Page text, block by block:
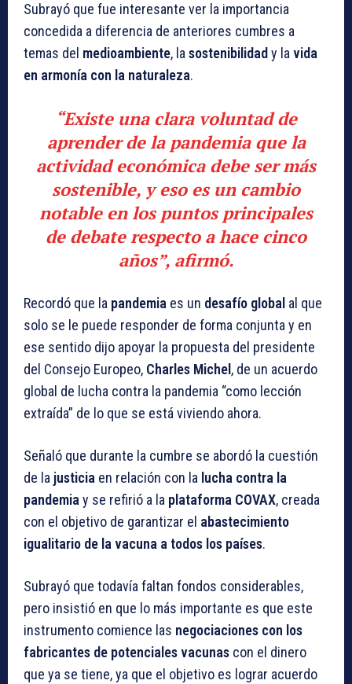
Subrayó que fue interesante ver la importancia
concedida a diferencia de anteriores cumbres a
temas del medioambiente, la sostenibilidad y la vida
en armonía con la naturaleza.
“Existe una clara voluntad de
aprender de la pandemia que la
actividad económica debe ser más
sostenible, y eso es un cambio
notable en los puntos principales
de debate respecto a hace cinco
años”, afirmó.
Recordó que la pandemia es un desafío global al que
solo se le puede responder de forma conjunta y en
ese sentido dijo apoyar la propuesta del presidente
del Consejo Europeo, Charles Michel , de un acuerdo
global de lucha contra la pandemia “como lección
extraída” de lo que se está viviendo ahora.
Señaló que durante la cumbre se abordó la cuestión
de la justicia en relación con la lucha contra la
pandemia y se refirió a la plataforma COVAX, creada
con el objetivo de garantizar el abastecimiento
igualitario de la vacuna a todos los países.
Subrayó que todavía faltan fondos considerables,
pero insistió en que lo más importante es que este
instrumento comience las negociaciones con los
fabricantes de potenciales vacunas con el dinero
que ya se tiene, ya que el objetivo es lograr acuerdo